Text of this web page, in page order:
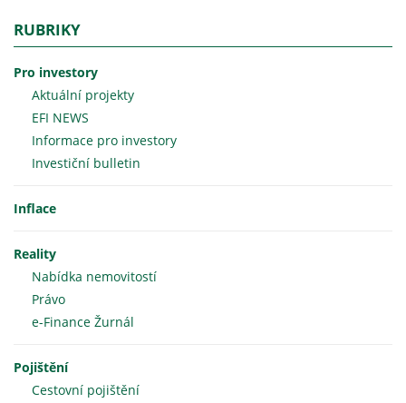
RUBRIKY
Pro investory
Aktuální projekty
EFI NEWS
Informace pro investory
Investiční bulletin
Inflace
Reality
Nabídka nemovitostí
Právo
e-Finance Žurnál
Pojištění
Cestovní pojištění